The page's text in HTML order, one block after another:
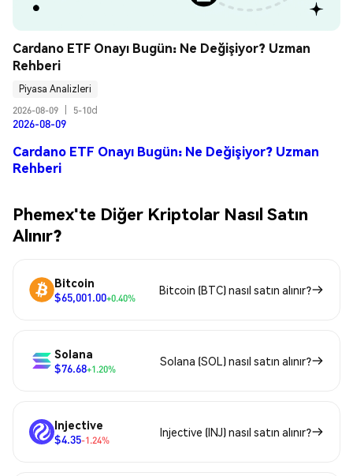
Cardano ETF Onayı Bugün: Ne Değişiyor? Uzman
Rehberi
Piyasa Analizleri
2026-08-09
5-10d
2026-08-09
Cardano ETF Onayı Bugün: Ne Değişiyor? Uzman
Rehberi
Phemex'te Diğer Kriptolar Nasıl Satın
Alınır?
Bitcoin
$65,001.00+0.40%
Bitcoin (BTC) nasıl satın alınır?
Solana
$76.68+1.20%
Solana (SOL) nasıl satın alınır?
Injective
$4.35-1.24%
Injective (INJ) nasıl satın alınır?